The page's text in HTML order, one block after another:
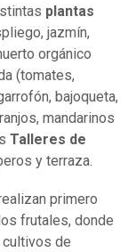
plantas
jazmín,
orgánico
(tomates,
bajoqueta,
mandarinos
Talleres de
y terraza.
primero
frutales, donde
de